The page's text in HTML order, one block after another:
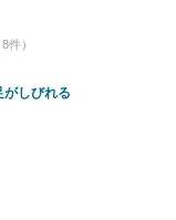
件）
がしびれる